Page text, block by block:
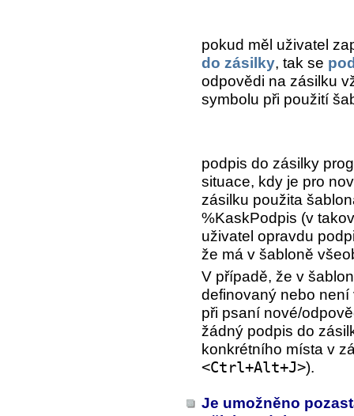
pokud měl uživatel
do zásilky, tak se
odpovědi na zásilku
symbolu při použití
podpis do zásilky
situace, kdy je pro
zásilku použita
%KaskPodpis (v
uživatel opravdu
že má v šabloně
V případě, že v
definovaný nebo
při psaní nové/
žádný podpis do
konkrétního místa v
<Ctrl+Alt+J>).
Je umožněno